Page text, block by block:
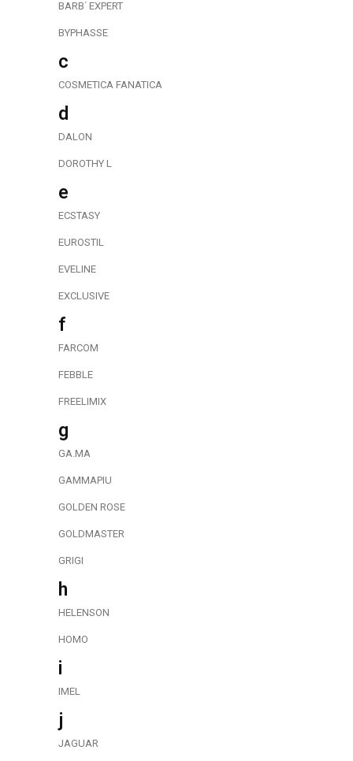
BARB΄ EXPERT
BYPHASSE
c
COSMETICA FANATICA
d
DALON
DOROTHY L
e
ECSTASY
EUROSTIL
EVELINE
EXCLUSIVE
f
FARCOM
FEBBLE
FREELIMIX
g
GA.MA
GAMMAPIU
GOLDEN ROSE
GOLDMASTER
GRIGI
h
HELENSON
HOMO
i
IMEL
j
JAGUAR